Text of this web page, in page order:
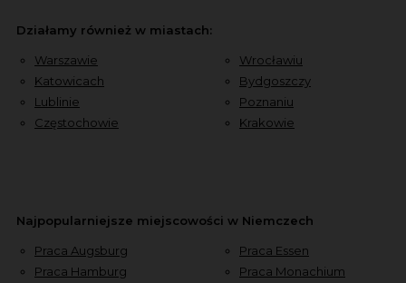
Działamy również w miastach:
Warszawie
Katowicach
Lublinie
Częstochowie
Wrocławiu
Bydgoszczy
Poznaniu
Krakowie
Najpopularniejsze miejscowości w Niemczech
Praca Augsburg
Praca Hamburg
Praca Essen
Praca Monachium